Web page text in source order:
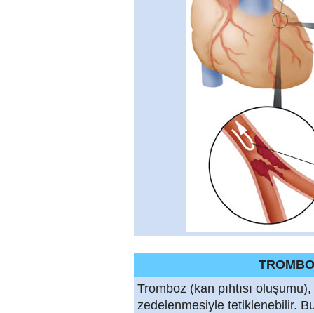
Tromboz (kan pıhtısı
zedelenmesiyle tetiklenebilir.